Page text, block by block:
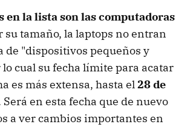
en la lista son las computadoras
su tamaño, la laptops no entran
de "dispositivos pequeños y
cual su fecha límite para acatar
es más extensa, hasta el 28 de
Será en esta fecha que de nuevo
a ver cambios importantes en